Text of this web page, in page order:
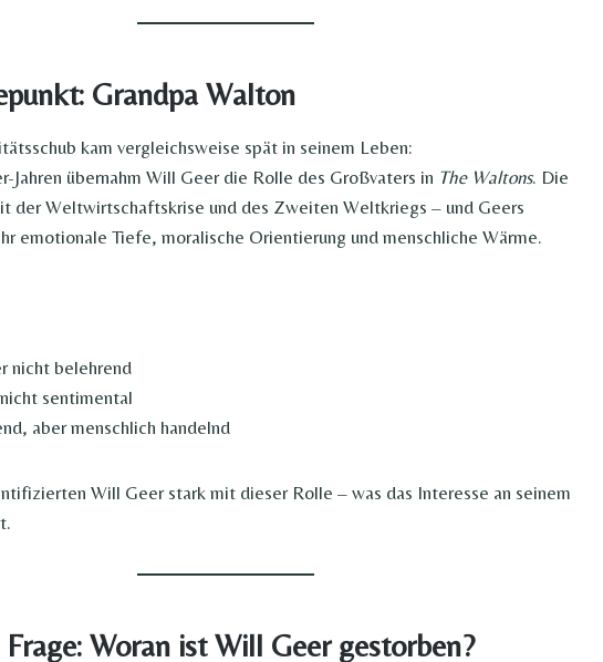
Grandpa Walton
kam vergleichsweise spät in seinem Leben:
Jahren übernahm Will Geer die Rolle des Großvaters in The Waltons. Die
der Weltwirtschaftskrise und des Zweiten Weltkriegs – und Geers
emotionale Tiefe, moralische Orientierung und menschliche Wärme.
nicht belehrend
sentimental
aber menschlich handelnd
Will Geer stark mit dieser Rolle – was das Interesse an seinem
Woran ist Will Geer gestorben?